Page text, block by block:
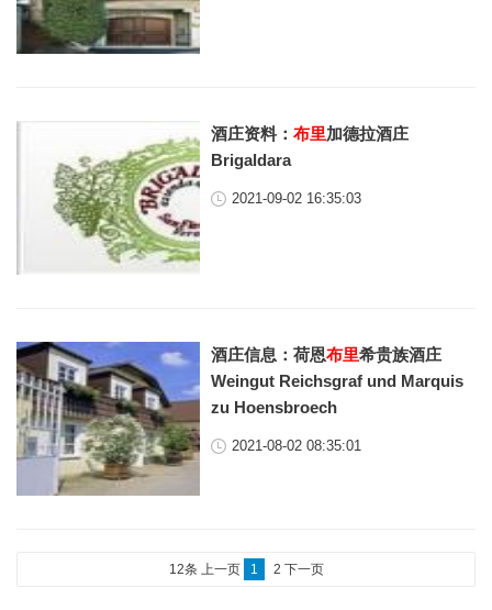
酒庄资料：布里加德拉酒庄
Brigaldara
2021-09-02 16:35:03
酒庄信息：荷恩布里希贵族酒庄
Weingut Reichsgraf und Marquis
zu Hoensbroech
2021-08-02 08:35:01
12条 上一页 1 2 下一页